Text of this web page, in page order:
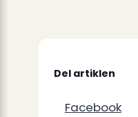
Del artiklen
Facebook